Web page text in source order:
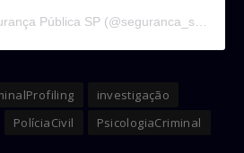
investigação
PolíciaCivil
PsicologiaCriminal